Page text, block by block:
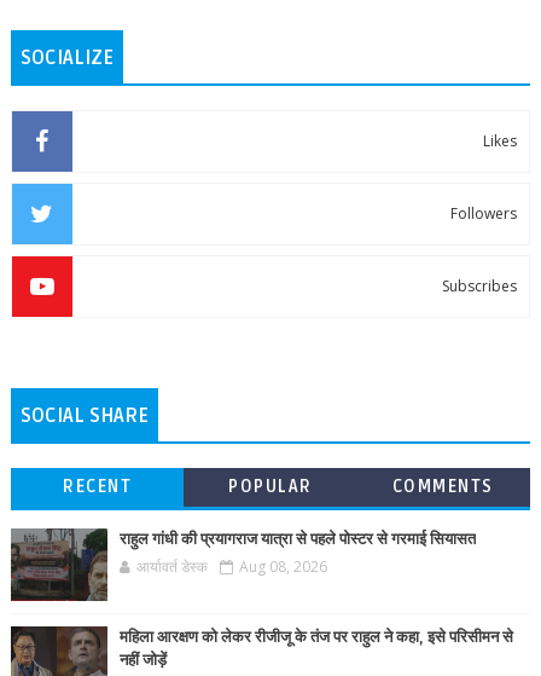
SOCIALIZE
Likes
Followers
Subscribes
SOCIAL SHARE
RECENT POPULAR COMMENTS
राहुल गांधी की प्रयागराज यात्रा से पहले पोस्टर से गरमाई सियासत
आर्यावर्त डेस्क Aug 08, 2026
महिला आरक्षण को लेकर रीजीजू के तंज पर राहुल ने कहा, इसे परिसीमन से
नहीं जोड़ें